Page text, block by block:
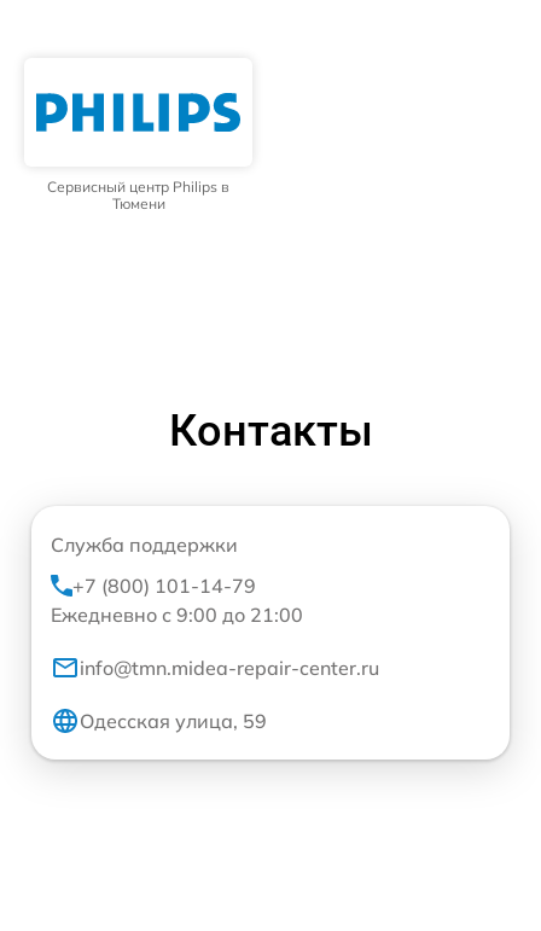
Сервисный центр Philips в
Тюмени
Контакты
Служба поддержки
+7 (800) 101-14-79
Ежедневно с 9:00 до 21:00
info@tmn.midea-repair-center.ru
Одесская улица, 59